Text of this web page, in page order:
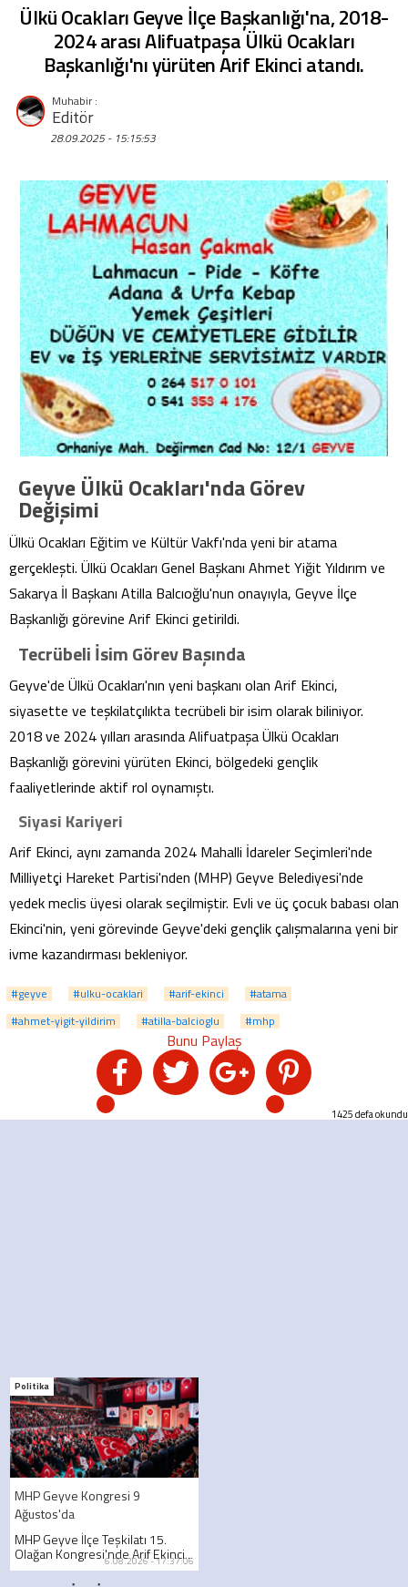
Ülkü Ocakları Geyve İlçe Başkanlığı'na, 2018-
2024 arası Alifuatpaşa Ülkü Ocakları
Başkanlığı'nı yürüten Arif Ekinci atandı.
Editör
28.09.2025 - 15:15:53
Geyve Ülkü Ocakları'nda Görev
Değişimi
Ülkü Ocakları Eğitim ve Kültür Vakfı'nda yeni bir atama
gerçekleşti. Ülkü Ocakları Genel Başkanı Ahmet Yiğit Yıldırım ve
Sakarya İl Başkanı Atilla Balcıoğlu'nun onayıyla, Geyve İlçe
Başkanlığı görevine Arif Ekinci getirildi.
Tecrübeli İsim Görev Başında
Geyve'de Ülkü Ocakları'nın yeni başkanı olan Arif Ekinci,
siyasette ve teşkilatçılıkta tecrübeli bir isim olarak biliniyor.
2018 ve 2024 yılları arasında Alifuatpaşa Ülkü Ocakları
Başkanlığı görevini yürüten Ekinci, bölgedeki gençlik
faaliyetlerinde aktif rol oynamıştı.
Siyasi Kariyeri
Arif Ekinci, aynı zamanda 2024 Mahalli İdareler Seçimleri'nde
Milliyetçi Hareket Partisi'nden (MHP) Geyve Belediyesi'nde
yedek meclis üyesi olarak seçilmiştir. Evli ve üç çocuk babası olan
Ekinci'nin, yeni görevinde Geyve'deki gençlik çalışmalarına yeni bir
ivme kazandırması bekleniyor.
#geyve #ulku-ocaklari #arif-ekinci
#atama
#ahmet-yigit-yildirim
#atilla-balcioglu #mhp
1425 defa okundu
MHP Geyve Kongresi 9
Ağustos'da
MHP Geyve İlçe Teşkilatı 15.
Olağan Kongresi'nde Arif Ekinci...
Politika
6.08.2026 - 17:37:06